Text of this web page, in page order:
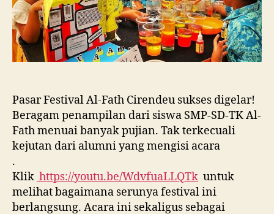
Pasar Festival Al-Fath Cirendeu sukses digelar!
Beragam penampilan dari siswa SMP-SD-TK Al-
Fath menuai banyak pujian. Tak terkecuali
kejutan dari alumni yang mengisi acara
.
Klik https://youtu.be/WdvfuaLLQTk untuk
melihat bagaimana serunya festival ini
berlangsung. Acara ini sekaligus sebagai